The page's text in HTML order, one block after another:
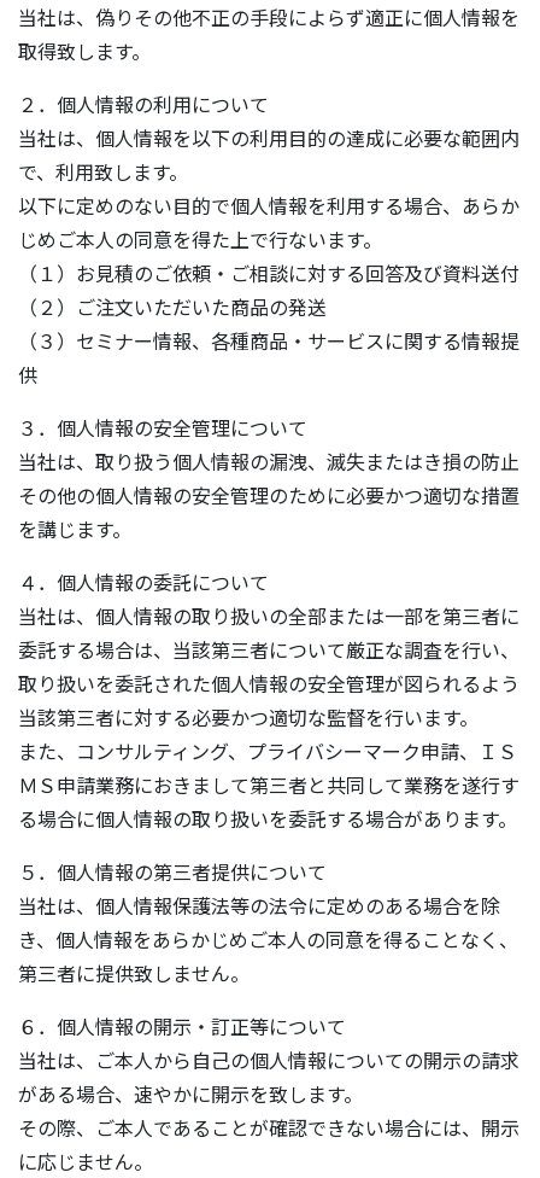
当社は、偽りその他不正の手段によらず適正に個人情報を
取得致します。
２．個人情報の利用について
当社は、個人情報を以下の利用目的の達成に必要な範囲内
で、利用致します。
以下に定めのない目的で個人情報を利用する場合、あらか
じめご本人の同意を得た上で行ないます。
（１）お見積のご依頼・ご相談に対する回答及び資料送付
（２）ご注文いただいた商品の発送
（３）セミナー情報、各種商品・サービスに関する情報提
供
３．個人情報の安全管理について
当社は、取り扱う個人情報の漏洩、滅失またはき損の防止
その他の個人情報の安全管理のために必要かつ適切な措置
を講じます。
４．個人情報の委託について
当社は、個人情報の取り扱いの全部または一部を第三者に
委託する場合は、当該第三者について厳正な調査を行い、
取り扱いを委託された個人情報の安全管理が図られるよう
当該第三者に対する必要かつ適切な監督を行います。
また、コンサルティング、プライバシーマーク申請、ＩＳ
ＭＳ申請業務におきまして第三者と共同して業務を遂行す
る場合に個人情報の取り扱いを委託する場合があります。
５．個人情報の第三者提供について
当社は、個人情報保護法等の法令に定めのある場合を除
き、個人情報をあらかじめご本人の同意を得ることなく、
第三者に提供致しません。
６．個人情報の開示・訂正等について
当社は、ご本人から自己の個人情報についての開示の請求
がある場合、速やかに開示を致します。
その際、ご本人であることが確認できない場合には、開示
に応じません。